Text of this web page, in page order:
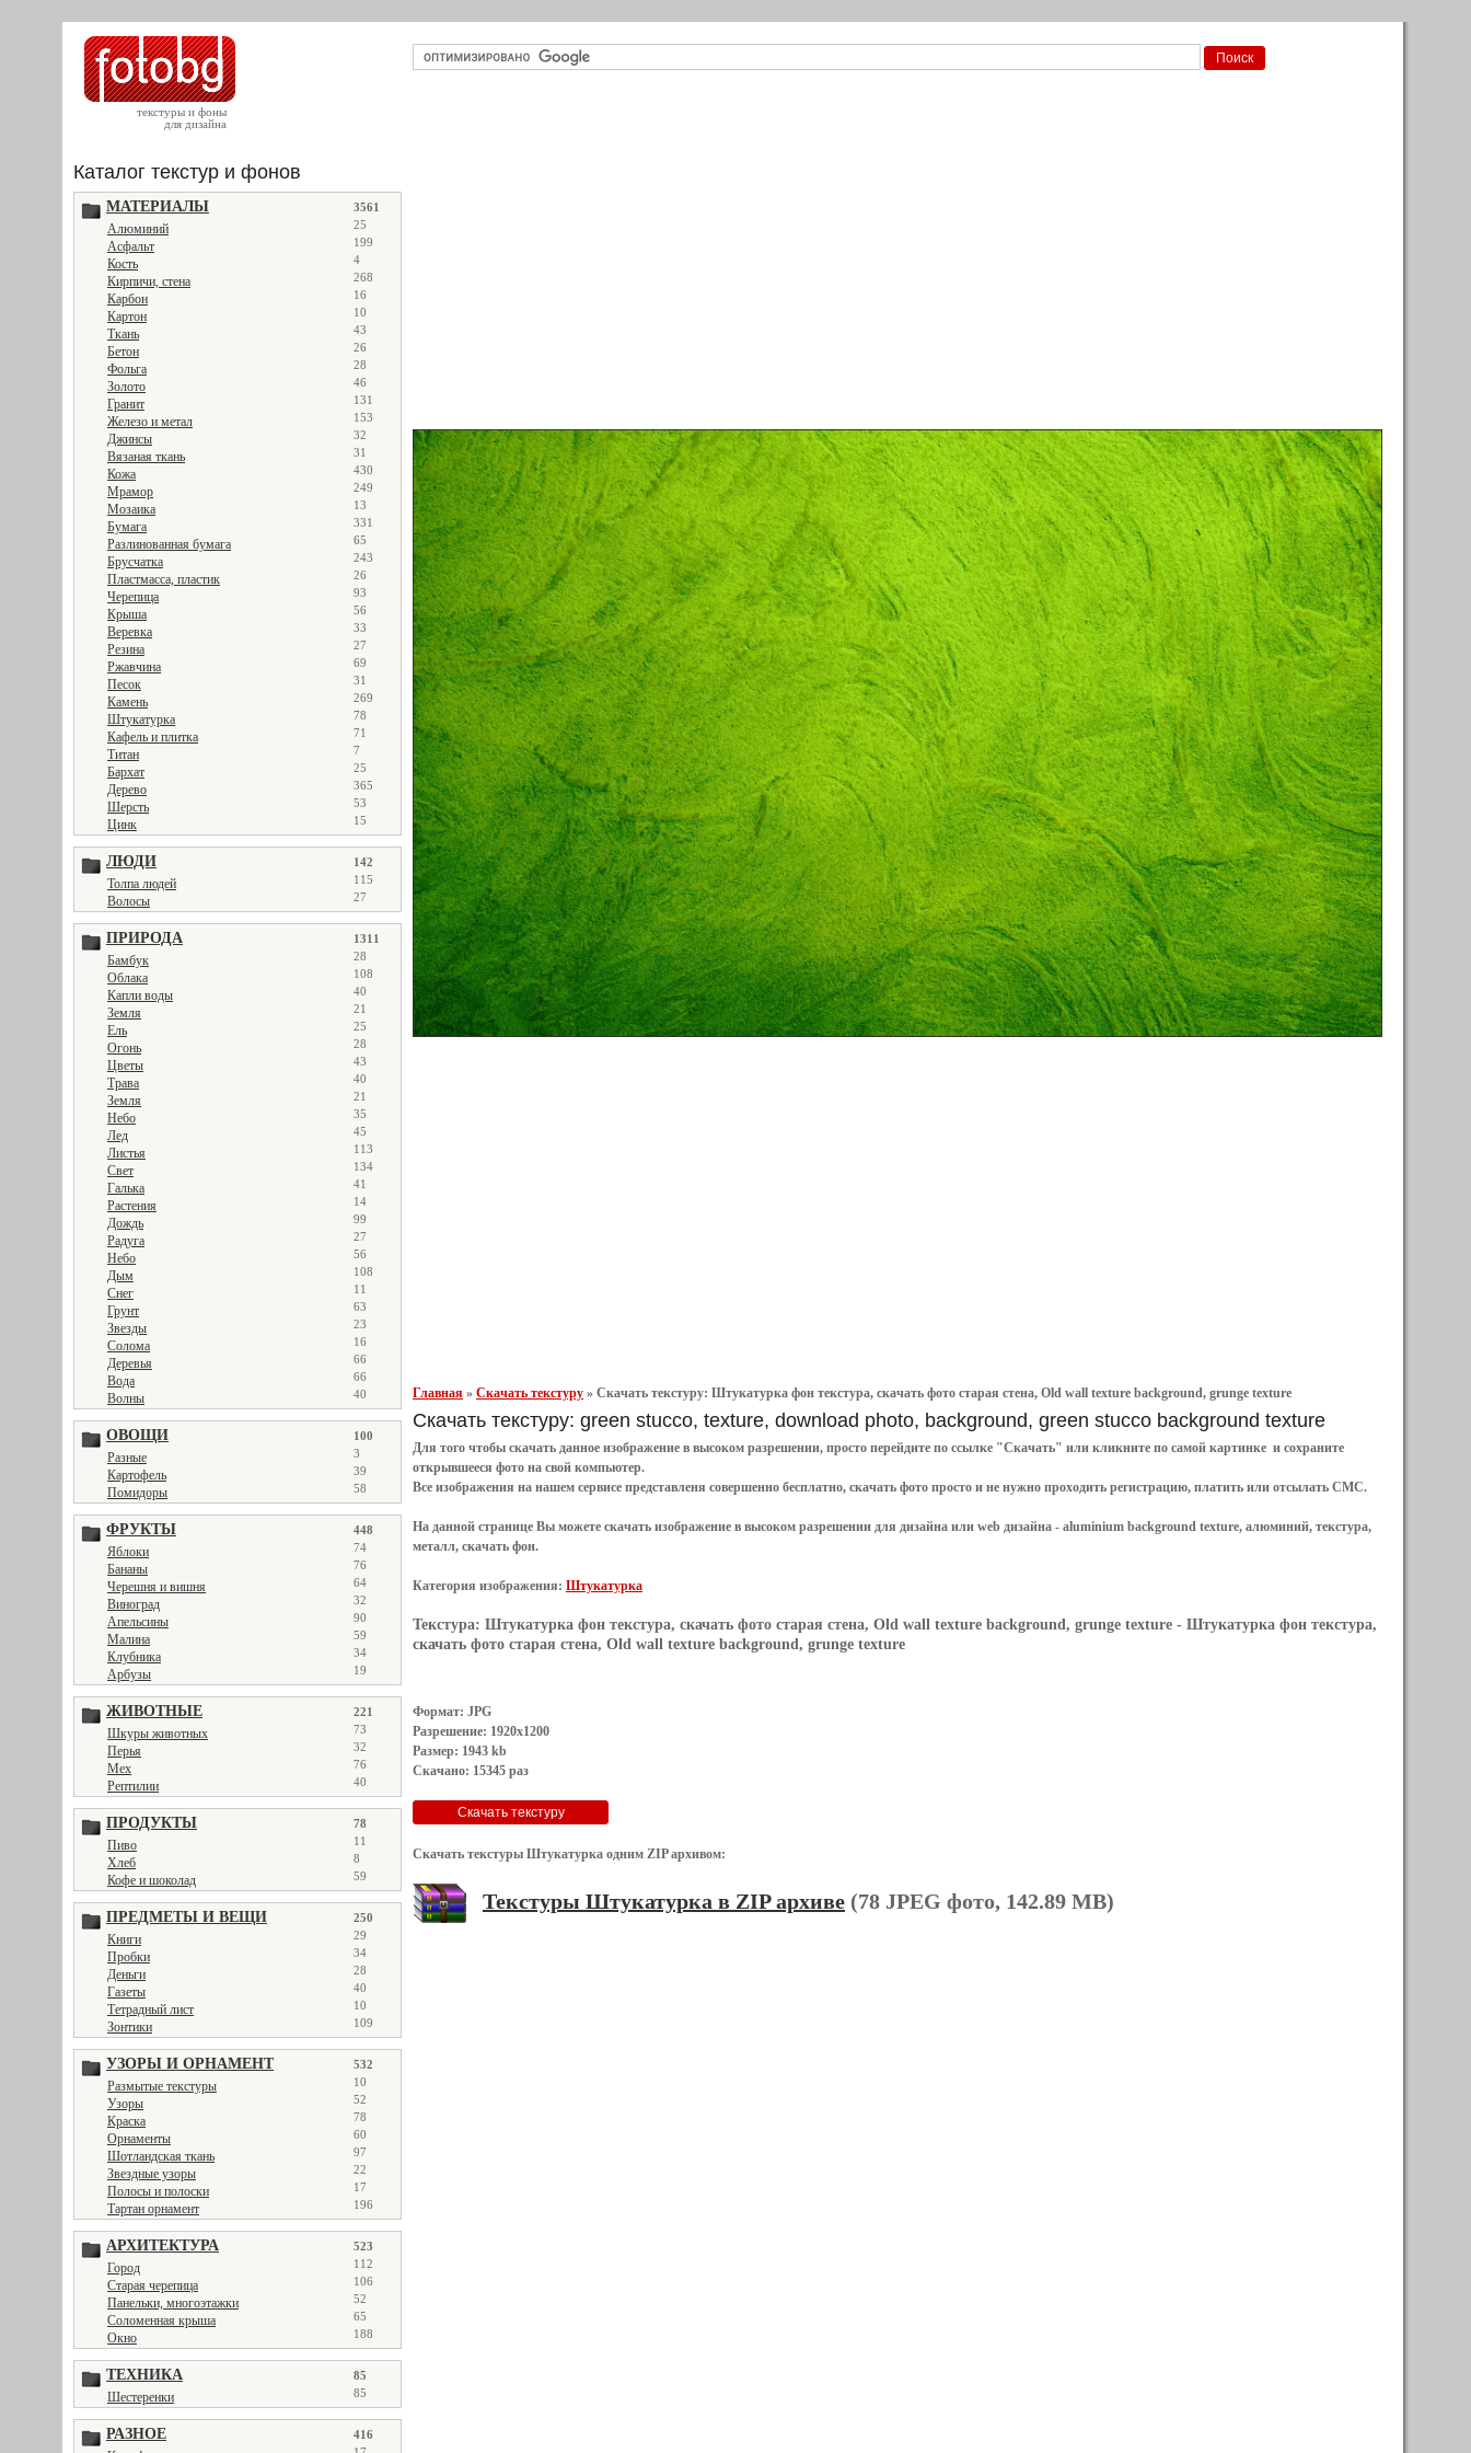
текстуры и фоны
для дизайна
Каталог текстур и фонов
МАТЕРИАЛЫ 3561
Алюминий 25
Асфальт 199
Кость 4
Кирпичи, стена 268
Карбон 16
Картон 10
Ткань 43
Бетон 26
Фольга 28
Золото 46
Гранит 131
Железо и метал 153
Джинсы 32
Вязаная ткань 31
Кожа 430
Мрамор 249
Мозаика 13
Бумага 331
Разлинованная бумага 65
Брусчатка 243
Пластмасса, пластик 26
Черепица 93
Крыша 56
Веревка 33
Резина 27
Ржавчина 69
Песок 31
Камень 269
Штукатурка 78
Кафель и плитка 71
Титан 7
Бархат 25
Дерево 365
Шерсть 53
Цинк 15
ЛЮДИ 142
Толпа людей 115
Волосы 27
ПРИРОДА 1311
Бамбук 28
Облака 108
Капли воды 40
Земля 21
Ель 25
Огонь 28
Цветы 43
Трава 40
Земля 21
Небо 35
Лед 45
Листья 113
Свет 134
Галька 41
Растения 14
Дождь 99
Радуга 27
Небо 56
Дым 108
Снег 11
Грунт 63
Звезды 23
Солома 16
Деревья 66
Вода 66
Волны 40
ОВОЩИ 100
Разные 3
Картофель 39
Помидоры 58
ФРУКТЫ 448
Яблоки 74
Бананы 76
Черешня и вишня 64
Виноград 32
Апельсины 90
Малина 59
Клубника 34
Арбузы 19
ЖИВОТНЫЕ 221
Шкуры животных 73
Перья 32
Мех 76
Рептилии 40
ПРОДУКТЫ 78
Пиво 11
Хлеб 8
Кофе и шоколад 59
ПРЕДМЕТЫ И ВЕЩИ 250
Книги 29
Пробки 34
Деньги 28
Газеты 40
Тетрадный лист 10
Зонтики 109
УЗОРЫ И ОРНАМЕНТ 532
Размытые текстуры 10
Узоры 52
Краска 78
Орнаменты 60
Шотландская ткань 97
Звездные узоры 22
Полосы и полоски 17
Тартан орнамент 196
АРХИТЕКТУРА 523
Город 112
Старая черепица 106
Панельки, многоэтажки 52
Соломенная крыша 65
Окно 188
ТЕХНИКА 85
Шестеренки 85
РАЗНОЕ 416
Главная » Скачать текстуру » Скачать текстуру: Штукатурка фон текстура, скачать фото старая стена, Old wall texture background, grunge texture
Скачать текстуру: green stucco, texture, download photo, background, green stucco background texture
Для того чтобы скачать данное изображение в высоком разрешении, просто перейдите по ссылке "Скачать" или кликните по самой картинке и сохраните
открывшееся фото на свой компьютер.
Все изображения на нашем сервисе представленя совершенно бесплатно, скачать фото просто и не нужно проходить регистрацию, платить или отсылать СМС.
На данной странице Вы можете скачать изображение в высоком разрешении для дизайна или web дизайна - aluminium background texture, алюминий, текстура,
металл, скачать фон.
Категория изображения: Штукатурка
Текстура: Штукатурка фон текстура, скачать фото старая стена, Old wall texture background, grunge texture - Штукатурка фон текстура,
скачать фото старая стена, Old wall texture background, grunge texture
Формат: JPG
Разрешение: 1920x1200
Размер: 1943 kb
Скачано: 15345 раз
Скачать текстуры Штукатурка одним ZIP архивом:
Текстуры Штукатурка в ZIP архиве (78 JPEG фото, 142.89 MB)